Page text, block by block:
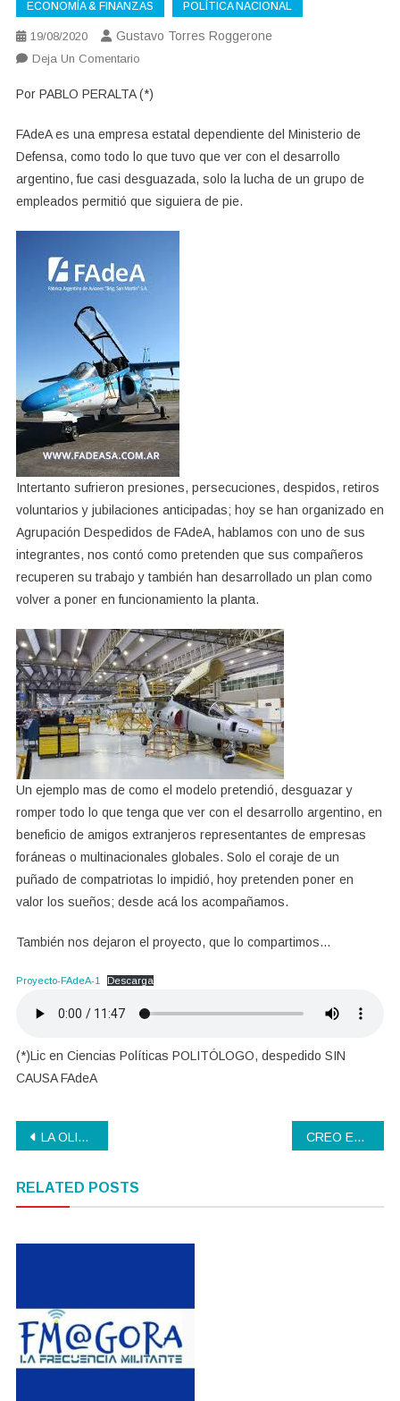
ECONOMÍA & FINANZAS POLÍTICA NACIONAL
19/08/2020 Gustavo Torres Roggerone
Deja Un ComentarioEn
Sustentable
Por PABLO PERALTA (*)
FAdeA es una empresa estatal dependiente del Ministerio de
Defensa, como todo lo que tuvo que ver con el desarrollo
argentino, fue casi desguazada, solo la lucha de un grupo de
empleados permitió que siguiera de pie.
Intertanto sufrieron presiones, persecuciones, despidos, retiros
voluntarios y jubilaciones anticipadas; hoy se han organizado en
Agrupación Despedidos de FAdeA, hablamos con uno de sus
integrantes, nos contó como pretenden que sus compañeros
recuperen su trabajo y también han desarrollado un plan como
volver a poner en funcionamiento la planta.
Un ejemplo mas de como el modelo pretendió, desguazar y
romper todo lo que tenga que ver con el desarrollo argentino, en
beneficio de amigos extranjeros representantes de empresas
foráneas o multinacionales globales. Solo el coraje de un
puñado de compatriotas lo impidió, hoy pretenden poner en
valor los sueños; desde acá los acompañamos.
También nos dejaron el proyecto, que lo compartimos…
Proyecto-FAdeA-1 Descarga
(*)Lic en Ciencias Políticas POLITÓLOGO, despedido SIN
CAUSA FAdeA
Navegación
entradas
LA OLIGARQUÍA FINANCIERA GLOBAL Y OTROS CREO EN UNA RADIO FEDERAL
RELATED POSTS